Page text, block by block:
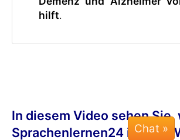
hilft.
In diesem Video sehen Sie,
Sprachenlernen24 in nur 7
Chat »